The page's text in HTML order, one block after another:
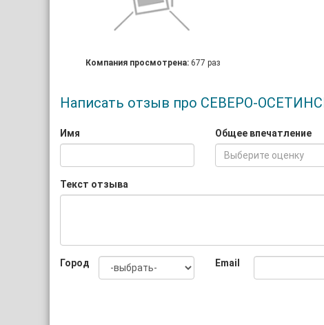
Компания просмотрена: 677 раз
Написать отзыв про СЕВЕРО-
Имя
Общее впечатление
Выберите оценку
Текст отзыва
Город Email